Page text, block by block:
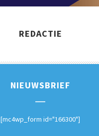
REDACTIE
NIEUWSBRIEF
[mc4wp_form id="166300"]